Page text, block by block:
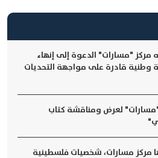
"مسارات" الدعوة إلى إنهاء
وطنية قادرة على مواجهة التحديات
لعرض ومناقشة كتاب
مركز مسارات، شخصيات فلسطينية